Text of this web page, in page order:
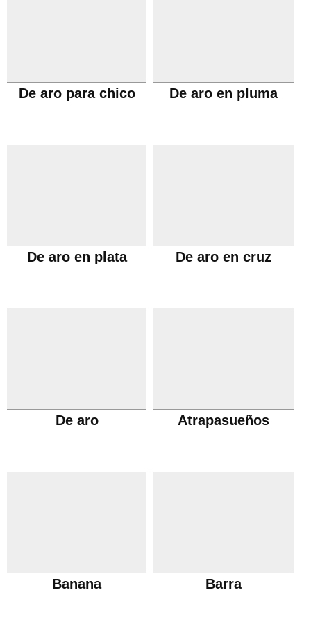
De aro para chico De aro en pluma
De aro en plata De aro en cruz
De aro Atrapasueños
Banana Barra